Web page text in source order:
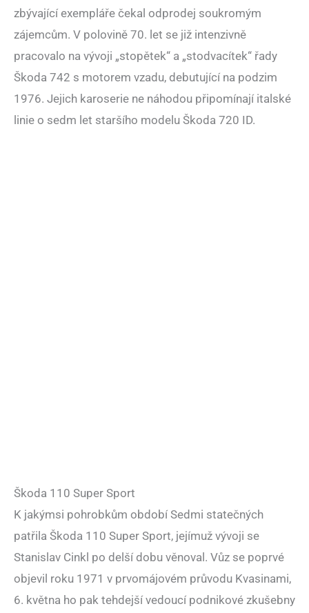
zbývající exempláře čekal odprodej soukromým
zájemcům. V polovině 70. let se již intenzivně
pracovalo na vývoji „stopětek“ a „stodvacítek“ řady
Škoda 742 s motorem vzadu, debutující na podzim
1976. Jejich karoserie ne náhodou připomínají italské
linie o sedm let staršího modelu Škoda 720 ID.
Škoda 110 Super Sport
K jakýmsi pohrobkům období Sedmi statečných
patřila Škoda 110 Super Sport, jejímuž vývoji se
Stanislav Cinkl po delší dobu věnoval. Vůz se poprvé
objevil roku 1971 v prvomájovém průvodu Kvasinami,
6. května ho pak tehdejší vedoucí podnikové zkušebny